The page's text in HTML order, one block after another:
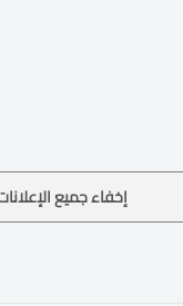
إخفاء جميع